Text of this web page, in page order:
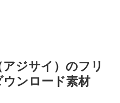
ジサイ）のフリ
ンロード素材